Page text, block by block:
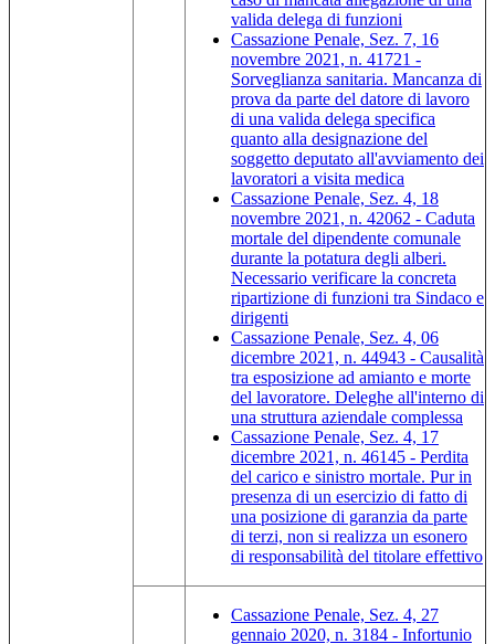
valida delega di funzioni
Cassazione Penale, Sez. 7, 16
novembre 2021, n. 41721 -
Sorveglianza sanitaria. Mancanza di
prova da parte del datore di lavoro
di una valida delega specifica
quanto alla designazione del
soggetto deputato all'avviamento dei
lavoratori a visita medica
Cassazione Penale, Sez. 4, 18
novembre 2021, n. 42062 - Caduta
mortale del dipendente comunale
durante la potatura degli alberi.
Necessario verificare la concreta
ripartizione di funzioni tra Sindaco e
dirigenti
Cassazione Penale, Sez. 4, 06
dicembre 2021, n. 44943 - Causalità
tra esposizione ad amianto e morte
del lavoratore. Deleghe all'interno di
una struttura aziendale complessa
Cassazione Penale, Sez. 4, 17
dicembre 2021, n. 46145 - Perdita
del carico e sinistro mortale. Pur in
presenza di un esercizio di fatto di
una posizione di garanzia da parte
di terzi, non si realizza un esonero
di responsabilità del titolare effettivo
Cassazione Penale, Sez. 4, 27
gennaio 2020, n. 3184 - Infortunio